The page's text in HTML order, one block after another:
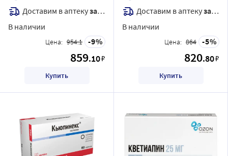
Доставим в аптекузавтра
В наличии
Цена: 954.1 9
859.10₽
Купить
Доставим в аптекузавтра
В наличии
Цена: 864 5
820.80₽
Купить